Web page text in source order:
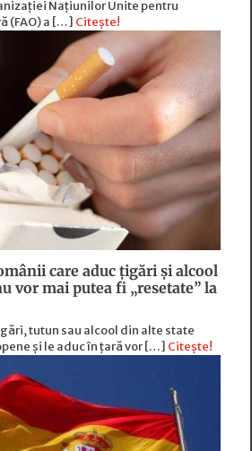
Națiunilor Unite pentru
(FAO) a […] Citește!
care aduc țigări și alcool
vor mai putea fi „resetate” la
tutun sau alcool din alte state
și le aduc în țară vor […] Citește!